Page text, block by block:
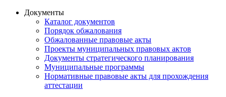
Документы
Каталог документов
Порядок обжалования
Обжалованные правовые акты
Проекты муниципальных правовых актов
Документы стратегического планирования
Муниципальные программы
Нормативные правовые акты для прохождения
аттестации